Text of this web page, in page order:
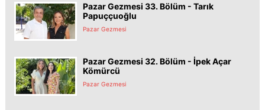
Pazar Gezmesi 33. Bölüm - Tarık
Papuççuoğlu
Pazar Gezmesi
Pazar Gezmesi 32. Bölüm - İpek Açar
Kömürcü
Pazar Gezmesi